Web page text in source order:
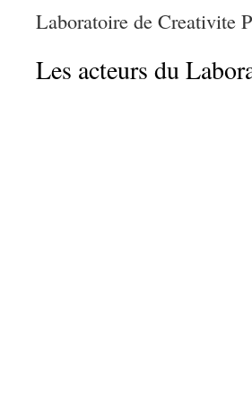
Laboratoire de Creativite
Les acteurs du